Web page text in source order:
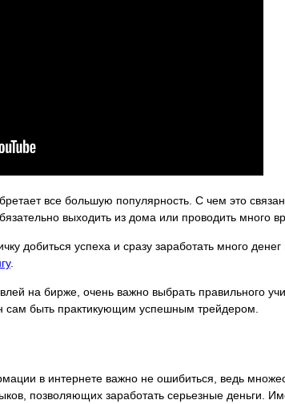
все большую популярность. С чем это
выходить из дома или проводить много
добиться успеха и сразу заработать много
.
на бирже, очень важно выбрать правильного
сам быть практикующим успешным трейдером.
в интернете важно не ошибиться, ведь
позволяющих заработать серьезные деньги.